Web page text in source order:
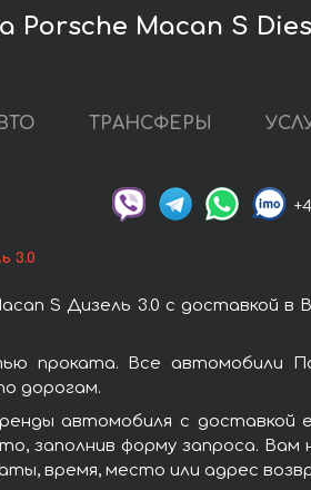
Macan S
ТРАНСФЕРЫ
3.0
S Дизель 3.0 с доставкой
проката. Все автомобили
дорогам.
автомобиля с
заполнив форму запроса.
время, место или адрес